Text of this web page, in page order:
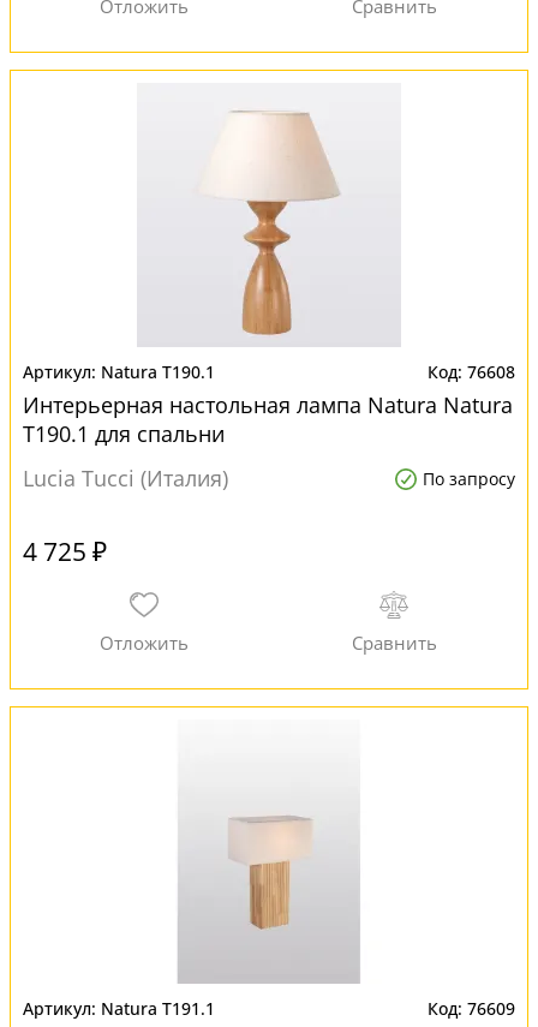
Natura T190.1 76608
Интерьерная настольная лампа Natura Natura
T190.1 для спальни
Lucia Tucci (Италия)
По запросу
4 725 ₽
Natura T191.1 76609